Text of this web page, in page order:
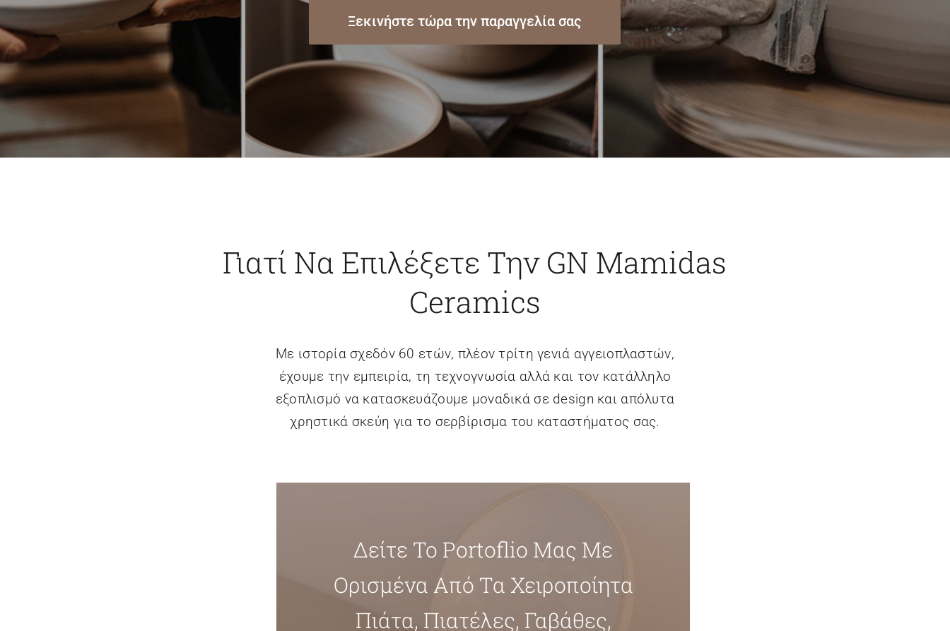
Ξεκινήστε τώρα την παραγγελία σας
Γιατί Να Επιλέξετε Την GN Mamidas
Ceramics
Με ιστορία σχεδόν 60 ετών, πλέον τρίτη γενιά αγγειοπλαστών,
έχουμε την εμπειρία, τη τεχνογνωσία αλλά και τον κατάλληλο
εξοπλισμό να κατασκευάζουμε μοναδικά σε design και απόλυτα
χρηστικά σκεύη για το σερβίρισμα του καταστήματος σας.
Δείτε Το Portoflio Μας Με
Ορισμένα Από Τα Χειροποίητα
Πιάτα, Πιατέλες, Γαβάθες,